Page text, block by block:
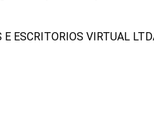
E ESCRITORIOS VIRTUAL